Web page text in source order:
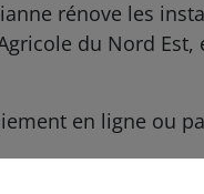
rénove les
du Nord
en ligne ou